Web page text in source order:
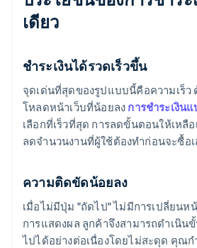
เดียว
ชำระเงินได้รวดเร็วขึ้น
จุดเด่นที่สุดของรูปแบบนี้คือความเร็ว
โหลดหน้าเว็บที่น้อยลง การชำระเงิน
เลือกที่เร็วที่สุด การลดขั้นตอนให้เหลื
ลดจำนวนงานที่ผู้ใช้ต้องทำก่อนจะซื้อ
ความติดขัดน้อยลง
เมื่อไม่มีปุ่ม "ถัดไป" ไม่มีการเปลี่ยนห
การแสดงผล ลูกค้าจึงสามารถดำเนิน
ไปได้อย่างต่อเนื่องโดยไม่สะดุด คุณ